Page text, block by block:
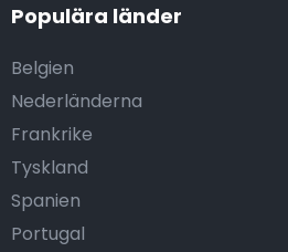
Populära länder
Belgien
Nederländerna
Frankrike
Tyskland
Spanien
Portugal